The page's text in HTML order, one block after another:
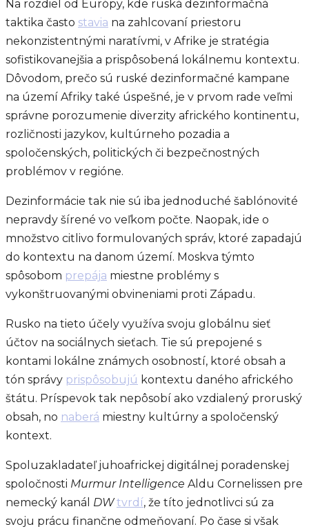
Na rozdiel od Európy, kde ruská dezinformačná
taktika často stavia na zahlcovaní priestoru
nekonzistentnými naratívmi, v Afrike je stratégia
sofistikovanejšia a prispôsobená lokálnemu kontextu.
Dôvodom, prečo sú ruské dezinformačné kampane
na území Afriky také úspešné, je v prvom rade veľmi
správne porozumenie diverzity afrického kontinentu,
rozličnosti jazykov, kultúrneho pozadia a
spoločenských, politických či bezpečnostných
problémov v regióne.
Dezinformácie tak nie sú iba jednoduché šablónovité
nepravdy šírené vo veľkom počte. Naopak, ide o
množstvo citlivo formulovaných správ, ktoré zapadajú
do kontextu na danom území. Moskva týmto
spôsobom prepája miestne problémy s
vykonštruovanými obvineniami proti Západu.
Rusko na tieto účely využíva svoju globálnu sieť
účtov na sociálnych sieťach. Tie sú prepojené s
kontami lokálne známych osobností, ktoré obsah a
tón správy prispôsobujú kontextu daného afrického
štátu. Príspevok tak nepôsobí ako vzdialený proruský
obsah, no naberá miestny kultúrny a spoločenský
kontext.
Spoluzakladateľ juhoafrickej digitálnej poradenskej
spoločnosti Murmur Intelligence Aldu Cornelissen pre
nemecký kanál DWtvrdí, že títo jednotlivci sú za
svoju prácu finančne odmeňovaní. Po čase si však